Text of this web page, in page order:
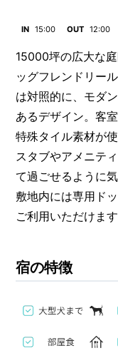
IN 15:00 OUT 12:00
15000坪の広大な
ッグフレンドリー
は対照的に、モダ
あるデザイン。客
特殊タイル素材が
スタブやアメニテ
て過ごせるように
敷地内には専用ド
ご利用いただけます
宿の特徴